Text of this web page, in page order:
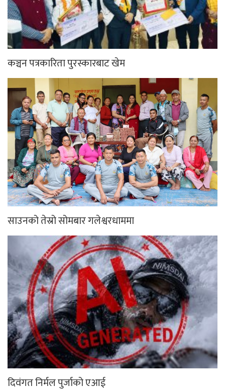
कञ्चन पत्रकारिता पुरस्कारबाट खेम
साउनको तेस्रो सोमबार गलेश्वरधाममा
दिवंगत निर्मल पुर्जाको एआई